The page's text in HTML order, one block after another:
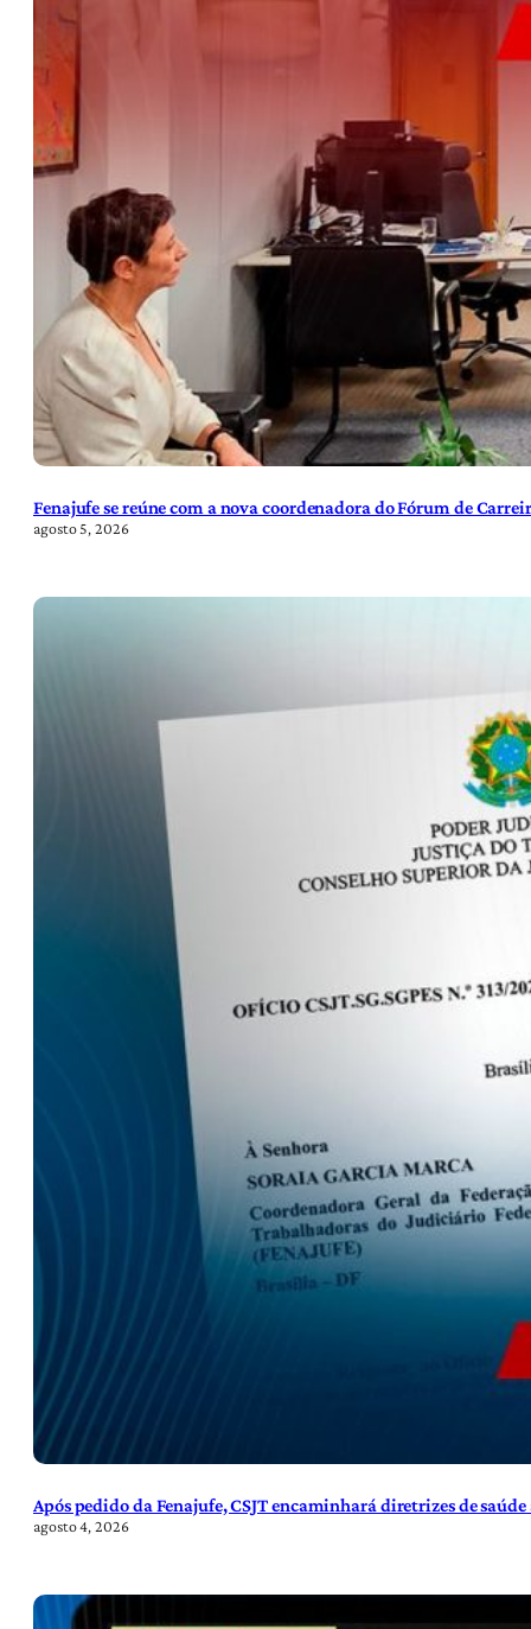
Fenajufe se reúne com a nova coordenadora do Fórum de
agosto 5, 2026
Após pedido da Fenajufe, CSJT encaminhará diretrizes de
agosto 4, 2026